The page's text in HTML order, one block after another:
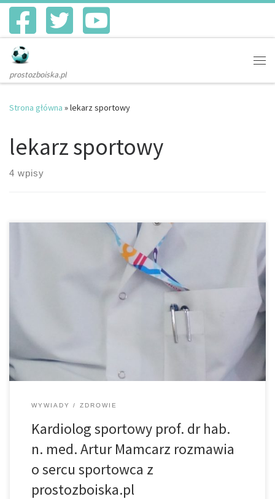
Skip to content
prostozboiska.pl
Strona główna »lekarz sportowy
lekarz sportowy
4 wpisy
Kardiolog sportowy – Artur Mamcarz – profesor nadzwyczajny
WUM, doktor habilitowany nauk medycznych w rozmowie
z prostozboiska.pl Czym dokładnie zajmuje się kardiolog
sportowy? W praktyce kardiolog sportowy zajmuje się oceną
ryzyka związanego z uprawianiem sportu – ryzyka
kardiologicznego a trochę szerzej, zajmuje się wpływem
ciężkiego […]
WYWIADY ZDROWIE
Kardiolog sportowy prof. dr hab.
n. med. Artur Mamcarz rozmawia
o sercu sportowca z
prostozboiska.pl